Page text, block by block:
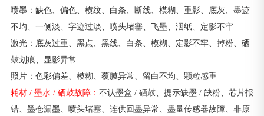
喷墨：缺色、偏色、横纹、白条、断线、模糊、重影、底灰、墨迹
不均、一侧淡、字迹过淡、喷头堵塞、飞墨、洇纸、定影不牢
激光：底灰过重、黑点、黑线、白条、模糊、定影不牢、掉粉、硒
鼓划痕、显影异常
照片：色彩偏差、模糊、覆膜异常、留白不均、颗粒感重
耗材 / 墨水 / 硒鼓故障： 不认墨盒 / 硒鼓、提示缺墨 / 缺粉、芯片报
错、墨仓漏墨、喷头堵塞、连供回墨异常、墨量传感器故障、非原